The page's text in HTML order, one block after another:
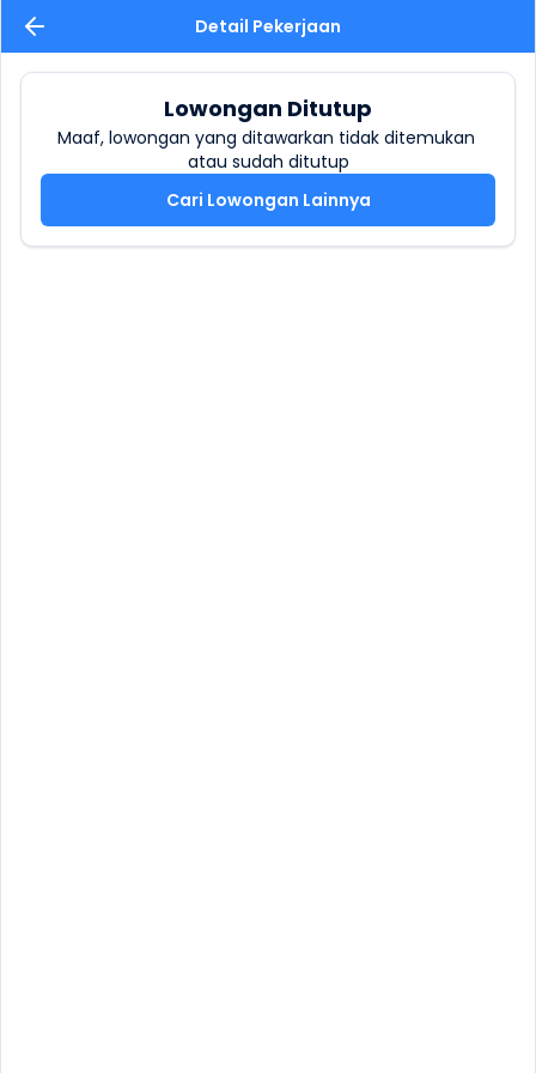
Detail Pekerjaan
Lowongan Ditutup
Maaf, lowongan yang ditawarkan tidak ditemukan
atau sudah ditutup
Cari Lowongan Lainnya